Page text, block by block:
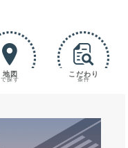
地図
で探す
こだわり
条件